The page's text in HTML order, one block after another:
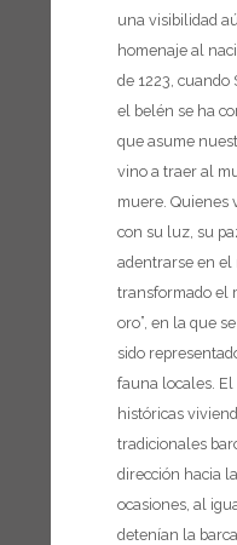
una visibilidad
homenaje al
de 1223,
el belén se ha
que asume
vino a traer al
muere. Quienes
con su luz, su
adentrarse en el
transformado el
oro”, en la que
sido
fauna locales. El
históricas
tradicionales
dirección hacia
ocasiones, al
detenían la